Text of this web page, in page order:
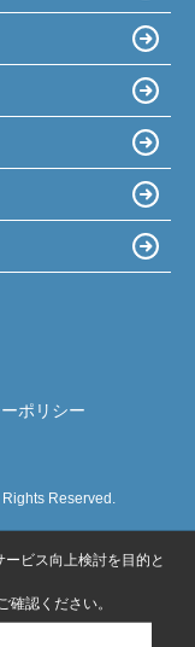
ポリシー
Reserved.
ビス向上検討を目的と
確認ください。